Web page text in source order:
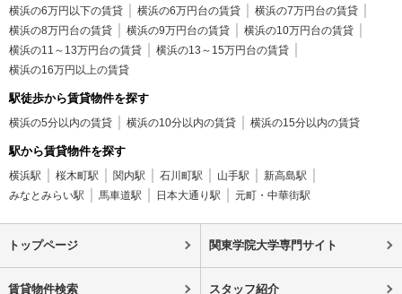
横浜の6万円以下の賃貸 横浜の6万円台の賃貸
横浜の7万円台の賃貸
横浜の8万円台の賃貸
横浜の9万円台の賃貸
横浜の10万円台の賃貸
横浜の11～13万円台の賃貸
横浜の13～15万円台の賃貸
横浜の16万円以上の賃貸
駅徒歩から賃貸物件を探す
横浜の5分以内の賃貸 横浜の10分以内の賃貸 横浜の15分以内の賃貸
駅から賃貸物件を探す
横浜駅 桜木町駅 関内駅 石川町駅 山手駅
新高島駅
みなとみらい駅
馬車道駅 日本大通り駅 元町・中華街駅
トップページ 関東学院大学専門サイト
賃貸物件検索 スタッフ紹介